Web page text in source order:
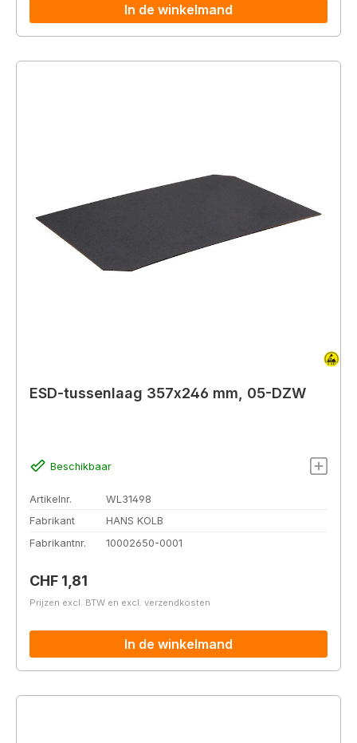
In de winkelmand
ESD-tussenlaag 357x246 mm, 05-DZW
Beschikbaar
Artikelnr.
WL31498
Fabrikant
HANS KOLB
Fabrikantnr.
10002650-0001
Normale prijs:
CHF 1,81
Prijzen excl. BTW en excl. verzendkosten
In de winkelmand